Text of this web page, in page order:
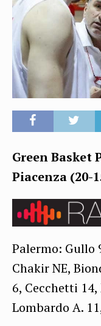
Green Basket
Piacenza (20-
Palermo: Gullo
Chakir NE,
6, Cecchetti 14,
Lombardo A.